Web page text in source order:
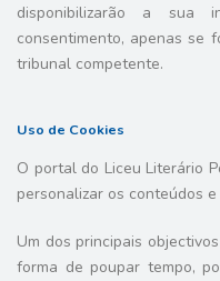
disponibilizarão a sua
consentimento, apenas se
tribunal competente.
Uso de Cookies
O portal do Liceu Literário
personalizar os conteúdos
Um dos principais
forma de poupar tempo,